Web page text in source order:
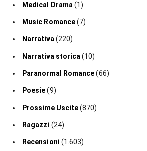
Medical Drama(1)
Music Romance(7)
Narrativa(220)
Narrativa storica(10)
Paranormal Romance(66)
Poesie(9)
Prossime Uscite(870)
Ragazzi (24)
Recensioni (1.603)